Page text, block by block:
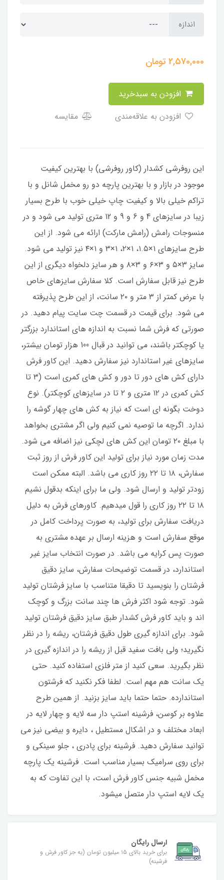
اندازه
2,570,000تومان
مقایسه
​​​​​​​​این روفرشی کشدار (کاور روفرشی) با بهترین کیفیت
موجود در بازار و با بهترین پارچه دو رو مخمل شانل و با
تراکم خیلی بالا و کیفیت چاپ خیلی خوب با طرح بسیار
زیبا در سایزهای 4 و 6 و 9 و 12 متری تولید می شود و در
منسوجات رامش (رامش مارکت) ارائه می شود. از این
طرح سایزهای ۱×۱.۵، ۱×۲، ۱×۳ و ۱×۴ نیز تولید می شود.
سایز ۳×۵ و ۳×۶ و ۳×۸ و هر سایز دلخواه دیگری از این
طرح نیز قابل سفارش است. کلا سفارش سایزهای خاص
با عرض کمتر از ۳ متر و ۲۰ سانت، از این طرح پذیرفته
می شود. برای قیمت در قسمت چت سایت پیام دهید. در
صورتی که فرش شما نسبت به اندازه های استاندارد بزرگتر
یا کوچکتر باشند، می توانید در قبال 100 هزار تومان بیشتر،
سایزهای غیر استاندارد نیز سفارش دهید. این کاور فرش
دارای کش های دور تا دور و کش های کمری است (۳ تا
کش کمری در ۱۲ متری و ۲ تا در سایزهای کوچکتر). نوع
دوخت بگونه ای است که نیاز به کش های چهار گوشه را
ندارد. اگرچه ما توصیه نمی کنیم ولی اگر مشتری بخواهد
با مبلغ ۲۰ تومان این کش های لچکی نیز اضافه می شود.
مدت زمان مورد نیاز برای تولید این کاور فرش از روز ثبت
سفارش، ۱۸ تا ۲۲ روز کاری می باشد. البته ممکن است
زودتر تولید و ارسال شود. ولی ما برای اینکه بدقول نشیم
۱۸ تا ۲۲ روز کاری را قول میدهیم. کاورهای فرش به دلیل
دریافت سفارش برای تولید، به صورت پرداخت کامل در
موقع سفارش است و هزینه ارسال بر عهده مشتری به
صورت پس کرایه می باشد. در صورت انتخاب سایز غیر
استاندارد، در قسمت توضیحات سفارش، سایز دقیق
فرشتان را بنویسید تا دقیقا متناسب با سایز فرشتان تولید
شود. توجه شود اکثر فرش ها چند سانت بزرگ و کوچک
اند و باید کاور فرش کشدار طبق سایز دقیق فرشتان تولید
شود. برای اندازه گیری طول دقیق فرشتان، ریشه را در نظر
نگیرید؛ ولی بافت سفید قبل از ریشه را در اندازه گیری در
نظر بگیرید. سعی کنید از متر فلزی استفاده کنید. حتی
یک سانت هم مهم است. لطفا فکر نکنید که فرشتون
استاندارده. حتما حتما باید سایز بزنید. از همین طرح
علاوه بر کوسن، فرشینه استپ دار سه لایه و چهار لایه در
ابعاد مختلف و در اشکال مستطیل ، دایره و بیضی نیز می
توانید سفارش دهید. فرشینه برای پادری ، جلو سینکی و
برای روی سرامیک بسیار مناسب است. فرشینه یک پارچه
مخمل شبیه جنس کاور فرش است، با این تفاوت که به
یک لایه استپ دار متصل میشود.
ارسال رایگان
برای خرید بالای ۱۵ میلیون تومان (به جز کاور فرش و
فرشینه)